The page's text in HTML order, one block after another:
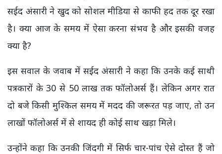
सईद अंसारी ने खुद को सोशल मीडिया से काफी हद तक दूर रखा
है। क्या आज के समय में ऐसा करना संभव है और इसकी वजह
क्या है?
इस सवाल के जवाब में सईद अंसारी ने कहा कि उनके कई साथी
पत्रकारों के 30 से 50 लाख तक फॉलोअर्स हैं। लेकिन अगर रात
दो बजे किसी मुश्किल समय में मदद की जरूरत पड़ जाए, तो उन
लाखों फॉलोअर्स में से शायद ही कोई साथ खड़ा मिले।
उन्होंने कहा कि उनकी जिंदगी में सिर्फ चार-पांच ऐसे दोस्त हैं जो